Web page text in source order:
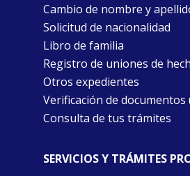
Cambio de nombre y
Solicitud de nacionalidad
Libro de familia
Registro de uniones de
Otros expedientes
Verificación de documentos
Consulta de tus trámites
SERVICIOS Y TRÁMITES